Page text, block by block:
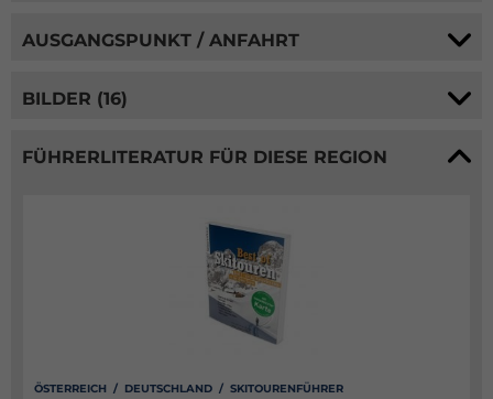
AUSGANGSPUNKT / ANFAHRT
BILDER (16)
FÜHRERLITERATUR FÜR DIESE REGION
ÖSTERREICH / DEUTSCHLAND / SKITOURENFÜHRER